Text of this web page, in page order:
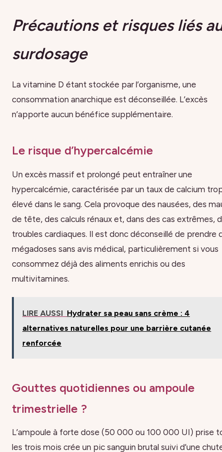
Précautions et risques liés
surdosage
La vitamine D étant stockée par l’organisme, une
consommation anarchique est déconseillée. L’excès
n’apporte aucun bénéfice supplémentaire.
Le risque d’hypercalcémie
Un excès massif et prolongé peut entraîner une
hypercalcémie, caractérisée par un taux de calcium
élevé dans le sang. Cela provoque des nausées, des
de tête, des calculs rénaux et, dans des cas extrêmes,
troubles cardiaques. Il est donc déconseillé de prendre
mégadoses sans avis médical, particulièrement si vous
consommez déjà des aliments enrichis ou des
multivitamines.
LIRE AUSSI Hydrater sa peau sans crème : 4
alternatives naturelles pour une barrière cutanée
renforcée
Gouttes quotidiennes ou ampoule
trimestrielle ?
L’ampoule à forte dose (50 000 ou 100 000 UI) prise
les trois mois crée un pic sanguin brutal suivi d’une